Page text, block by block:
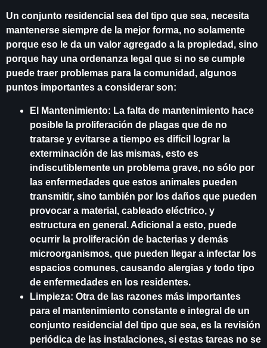
Un conjunto residencial sea del tipo que sea, necesita
mantenerse siempre de la mejor forma, no solamente
porque eso le da un valor agregado a la propiedad, sino
porque hay una ordenanza legal que si no se cumple
puede traer problemas para la comunidad, algunos
puntos importantes a considerar son:
El Mantenimiento: La falta de mantenimiento hace
posible la proliferación de plagas que de no
tratarse y evitarse a tiempo es difícil lograr la
exterminación de las mismas, esto es
indiscutiblemente un problema grave, no sólo por
las enfermedades que estos animales pueden
transmitir, sino también por los daños que pueden
provocar a material, cableado eléctrico, y
estructura en general. Adicional a esto, puede
ocurrir la proliferación de bacterias y demás
microorganismos, que pueden llegar a infectar los
espacios comunes, causando alergias y todo tipo
de enfermedades en los residentes.
Limpieza: Otra de las razones más importantes
para el mantenimiento constante e integral de un
conjunto residencial del tipo que sea, es la revisión
periódica de las instalaciones, si estas tareas no se